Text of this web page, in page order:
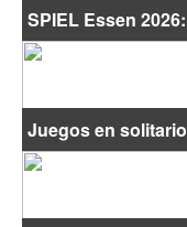
SPIEL Essen
Juegos en